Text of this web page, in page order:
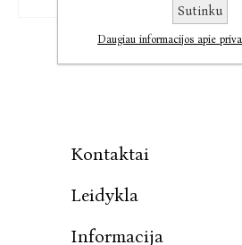
Kontaktai
Leidykla
Informacija
Sutinku
Daugiau informacijos apie